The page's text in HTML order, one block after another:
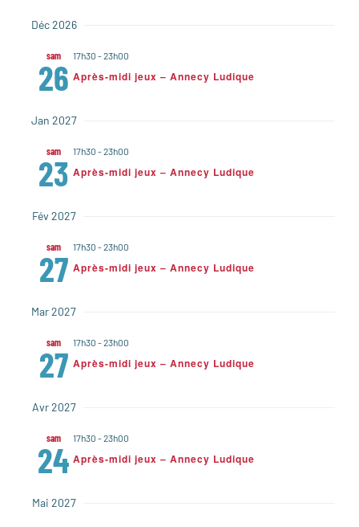
Déc 2026
sam
26
17h30 -23h00
Après-midi jeux – Annecy Ludique
Jan 2027
sam
23
17h30 -23h00
Après-midi jeux – Annecy Ludique
Fév 2027
sam
27
17h30 -23h00
Après-midi jeux – Annecy Ludique
Mar 2027
sam
27
17h30 -23h00
Après-midi jeux – Annecy Ludique
Avr 2027
sam
24
17h30 -23h00
Après-midi jeux – Annecy Ludique
Mai 2027